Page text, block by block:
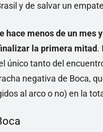
y de salvar un
hace menos de un mes
la primera mitad.
único tanto del
negativa de Boca,
al arco o no) en la